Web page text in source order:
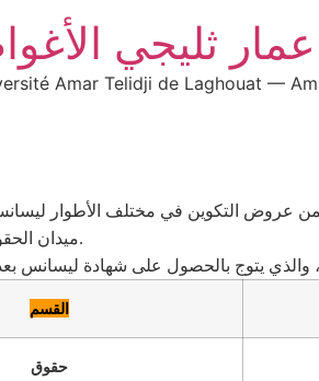
ثليجي
Amar Telidji de Laghouat —
من عروض التكوين في مختلف الأطوار
ميدان الحقوق والعلوم السياسية.
القسم
حقوق